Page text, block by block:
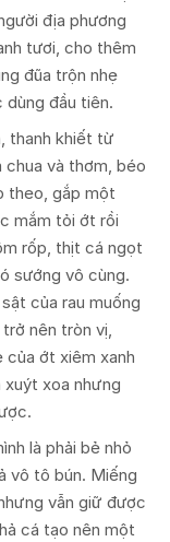
địa phương
tươi, cho thêm
đũa trộn nhẹ
đầu tiên.
thanh khiết từ
chua và thơm, béo
theo, gắp một
mắm tỏi ớt rồi
rốp, thịt cá ngọt
sướng vô cùng.
của rau muống
nên tròn vị,
của ớt xiêm xanh
xuýt xoa nhưng
là phải bẻ nhỏ
vô tô bún. Miếng
vẫn giữ được
cá tạo nên một